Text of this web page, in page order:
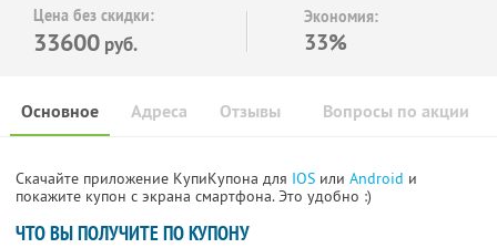
Цена без скидки:
33600 руб.
Экономия:
33%
Основное Отзывы Вопросы по акции
Адреса
Скачайте приложение КупиКупона для IOS или Android и
покажите купон с экрана смартфона. Это удобно :)
ЧТО ВЫ ПОЛУЧИТЕ ПО КУПОНУ